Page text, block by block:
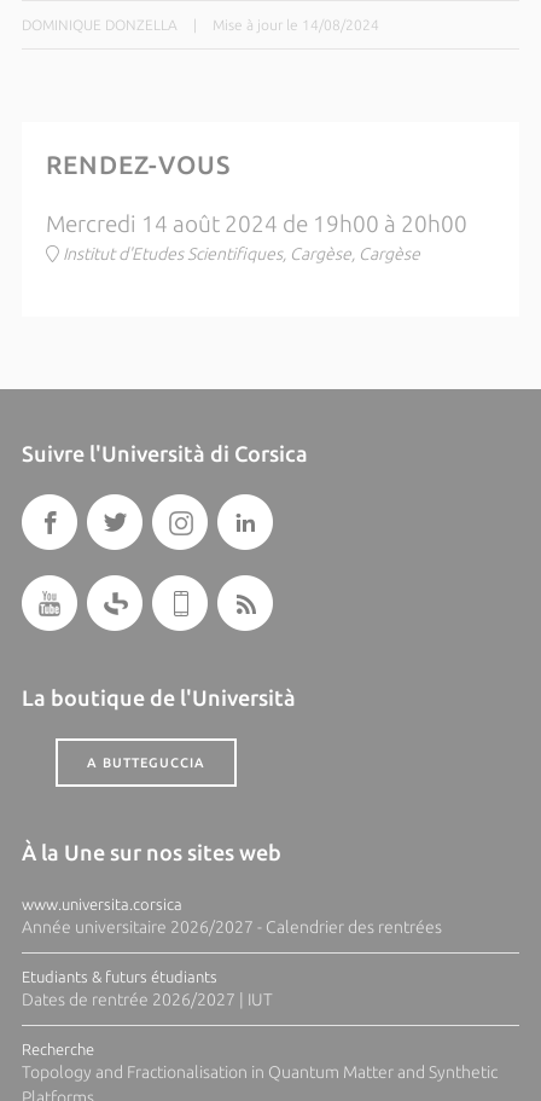
DOMINIQUE DONZELLA Mise à jour le 14/08/2024
RENDEZ-VOUS
Mercredi 14 août 2024 de 19h00 à 20h00
Institut d'Etudes Scientifiques, Cargèse, Cargèse
Suivre l'Università di Corsica
La boutique de l'Università
A BUTTEGUCCIA
À la Une sur nos sites web
www.universita.corsica
Année universitaire 2026/2027 - Calendrier des rentrées
Etudiants & futurs étudiants
Dates de rentrée 2026/2027 | IUT
Recherche
Topology and Fractionalisation in Quantum Matter and Synthetic
Platforms